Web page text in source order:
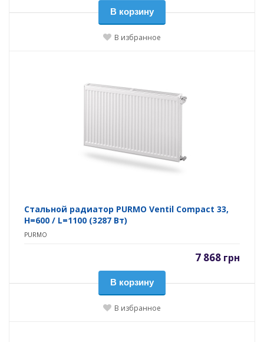
В корзину
В избранное
Стальной радиатор PURMO Ventil Compact 33,
H=600 / L=1100 (3287 Вт)
PURMO
7 868 грн
В корзину
В избранное